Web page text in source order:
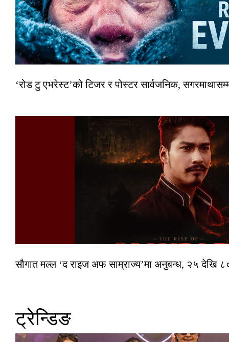
‘रोड टु एभरेस्ट’को टिजर र पोस्टर सार्वजनिक,
सौगात मल्ल ‘द राइज अफ साम्राज्य’मा अनुबन्ध, २५ देखि
ट्रेन्डिङ